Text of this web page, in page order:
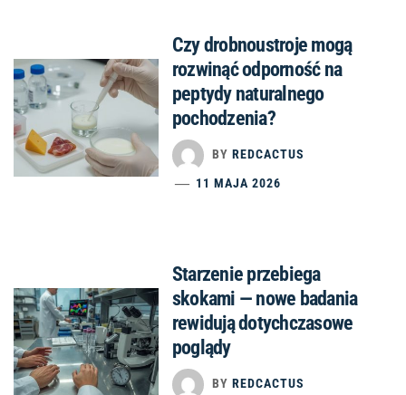
Czy drobnoustroje mogą
rozwinąć odporność na
peptydy naturalnego
pochodzenia?
BY REDCACTUS
11 MAJA 2026
Starzenie przebiega
skokami — nowe badania
rewidują dotychczasowe
poglądy
BY REDCACTUS